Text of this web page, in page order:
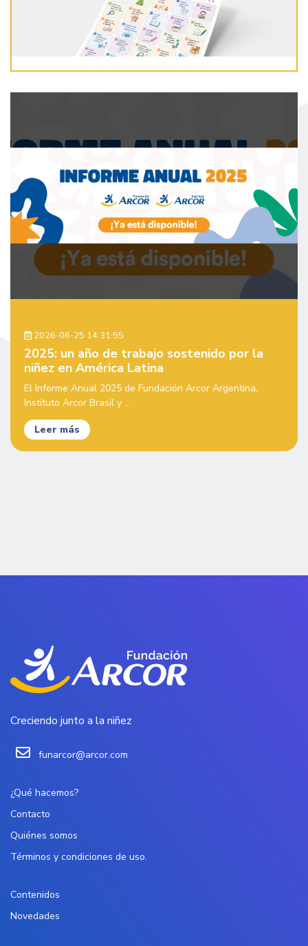
2026-06-25 14:31:55
2025: un año de trabajo sostenido por la
niñez en América Latina
El Informe Anual 2025 de Fundación Arcor Argentina,
Instituto Arcor Brasil y ...
Leer más
Creciendo junto a la niñez
funarcor@arcor.com
¿Qué hacemos?
Contacto
Quiénes somos
Términos y condiciones de uso.
Contenidos
Novedades